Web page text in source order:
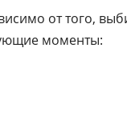
от того,
моменты: